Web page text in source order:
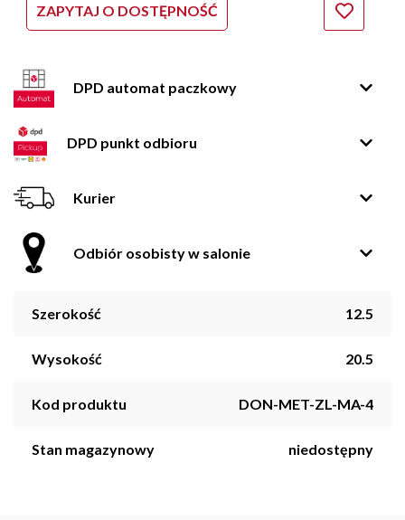
ZAPYTAJ O DOSTĘPNOŚĆ
DPD automat paczkowy
DPD punkt odbioru
Kurier
Odbiór osobisty w salonie
Szerokość 12.5
Wysokość 20.5
Kod produktu DON-MET-ZL-MA-4
Stan magazynowy niedostępny